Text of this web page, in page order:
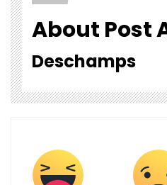
About Post
Deschamps